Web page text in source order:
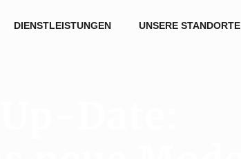
DIENSTLEISTUNGEN UNSERE STANDORTE